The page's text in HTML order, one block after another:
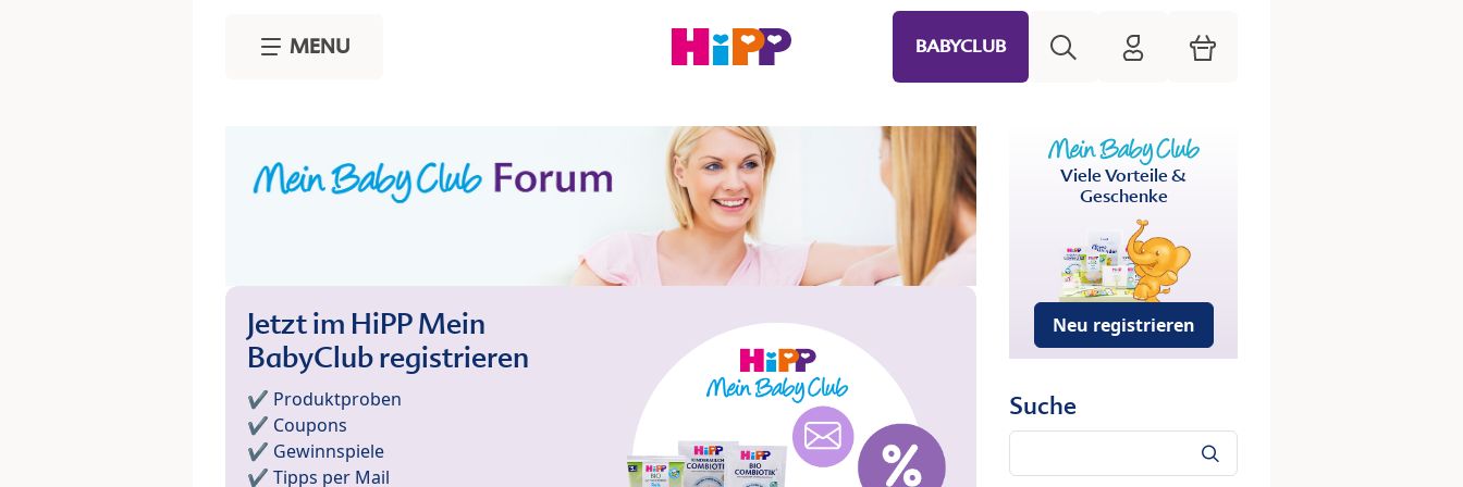
MENU BABYCLUB HiPP Mein Babyclub
Warenkorb
Jetzt im HiPP Mein
BabyClub registrieren
✔️ Produktproben
✔️ Coupons
✔️ Gewinnspiele
✔️ Tipps per Mail
Viele Vorteile &
Geschenke
Neu registrieren
Suche